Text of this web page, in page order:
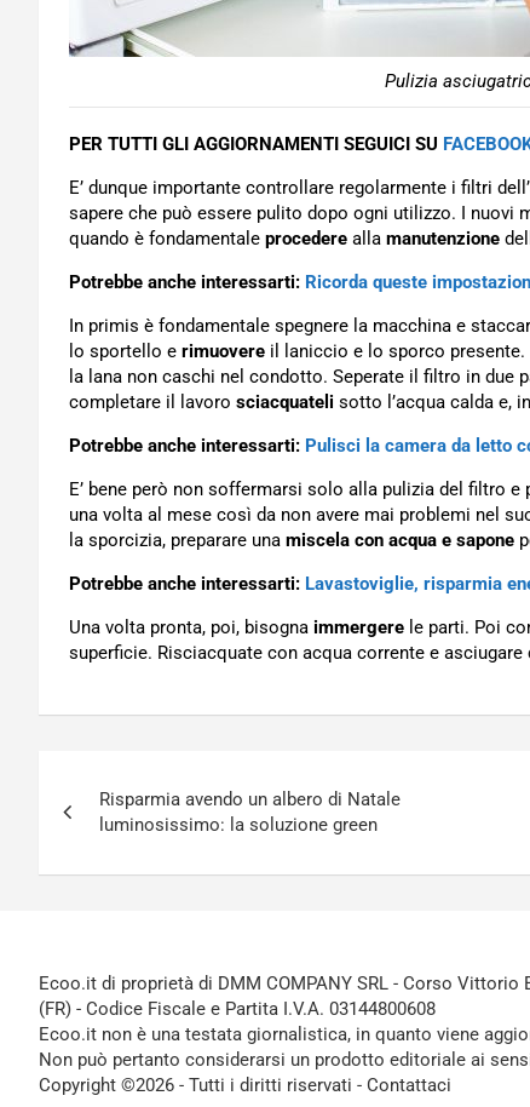
Pulizia
PER TUTTI GLI AGGIORNAMENTI SEGUICI SU
E’ dunque importante controllare regolarmente i filtri
sapere che può essere pulito dopo ogni utilizzo. I nuovi
quando è fondamentale procedere alla manutenzione
Potrebbe anche interessarti: Ricorda queste
In primis è fondamentale spegnere la macchina e
lo sportello e rimuovere il laniccio e lo sporco presente.
la lana non caschi nel condotto. Seperate il filtro in
completare il lavoro sciacquateli sotto l’acqua calda e,
Potrebbe anche interessarti: Pulisci la camera da letto
E’ bene però non soffermarsi solo alla pulizia del filtro e
una volta al mese così da non avere mai problemi nel
la sporcizia, preparare una miscela con acqua e sapone
Potrebbe anche interessarti: Lavastoviglie, risparmia
Una volta pronta, poi, bisogna immergere le parti. Poi
superficie. Risciacquate con acqua corrente e
articoli
Risparmia avendo un albero di Natale
luminosissimo: la soluzione green
Ecoo.it di proprietà di DMM COMPANY SRL - Corso Vittorio
(FR) - Codice Fiscale e Partita I.V.A. 03144800608
Ecoo.it non è una testata giornalistica, in quanto viene
Non può pertanto considerarsi un prodotto editoriale ai
Copyright ©2026 - Tutti i diritti riservati - Contattaci